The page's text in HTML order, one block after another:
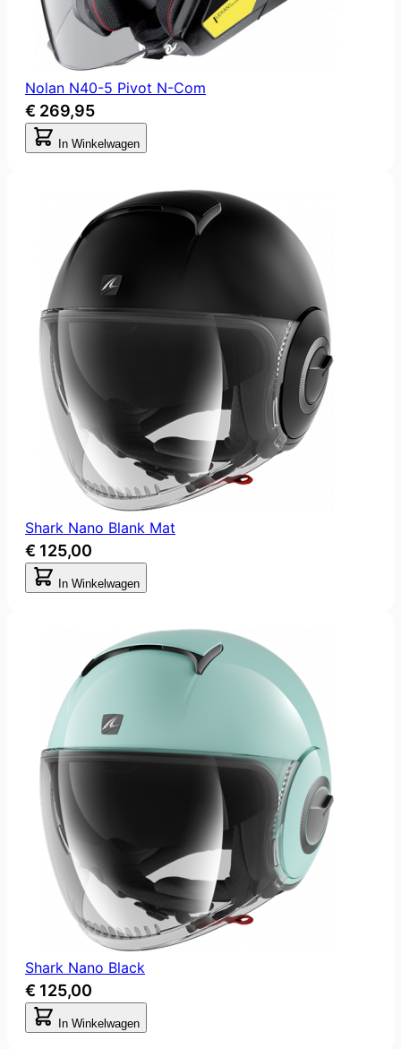
Nolan N40-5 Pivot N-Com
€ 269,95
In Winkelwagen
Shark Nano Blank Mat
€ 125,00
In Winkelwagen
Shark Nano Black
€ 125,00
In Winkelwagen